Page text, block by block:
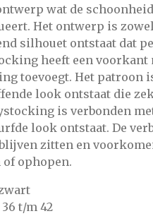
wat de
Het ontwerp is
silhouet ontstaat dat
heeft een voorkant
toevoegt. Het patroon
look ontstaat die
is verbonden
look ontstaat. De
zitten en
ophopen.
t/m 42